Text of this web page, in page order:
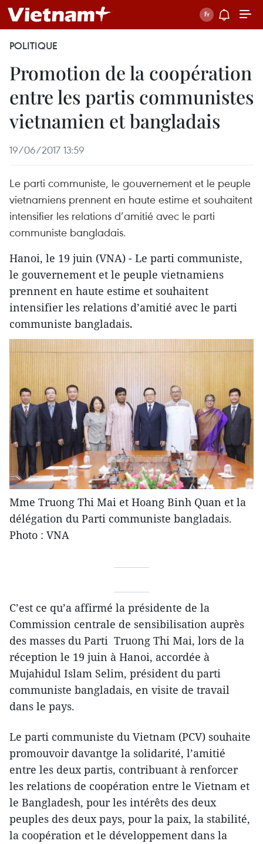
POLITIQUE
Promotion de la coopération
entre les partis communistes
vietnamien et bangladais
19/06/2017 13:59
Le parti communiste, le gouvernement et le peuple
vietnamiens prennent en haute estime et souhaitent
intensifier les relations d’amitié avec le parti
communiste bangladais.
Hanoi, le 19 juin (VNA) - Le parti communiste,
le gouvernement et le peuple vietnamiens
prennent en haute estime et souhaitent
intensifier les relations d’amitié avec le parti
communiste bangladais.
Mme Truong Thi Mai et Hoang Binh Quan et la
délégation du Parti communiste bangladais.
Photo : VNA
C’est ce qu’a affirmé la présidente de la
Commission centrale de sensibilisation auprès
des masses du Parti Truong Thi Mai, lors de la
réception le 19 juin à Hanoi, accordée à
Mujahidul Islam Selim, président du parti
communiste bangladais, en visite de travail
dans le pays.
Le parti communiste du Vietnam (PCV) souhaite
promouvoir davantge la solidarité, l’amitié
entre les deux partis, contribuant à renforcer
les relations de coopération entre le Vietnam et
le Bangladesh, pour les intérêts des deux
peuples des deux pays, pour la paix, la stabilité,
la coopération et le développement dans la